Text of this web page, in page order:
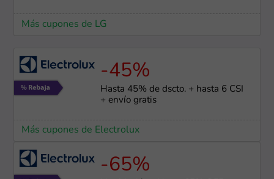
Más cupones de LG
-45%
Hasta 45% de dscto. + hasta 6 CSI
+ envío gratis
Más cupones de Electrolux
-65%